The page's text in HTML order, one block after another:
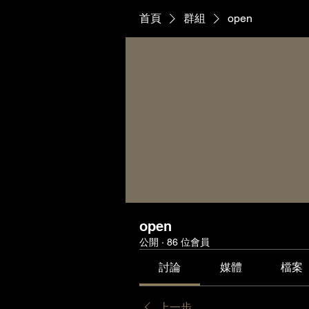
首頁 群組 open
open
公開 · 86 位會員
討論 媒體 檔案